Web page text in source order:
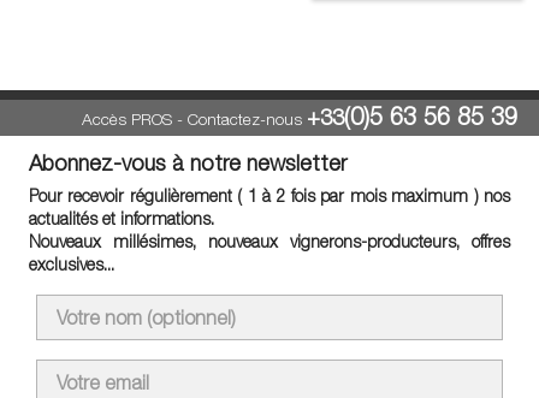
Accès PROS- Contactez-nous +33(0)5 63 56 85 39
Abonnez-vous à notre newsletter
Pour recevoir régulièrement ( 1 à 2 fois par mois maximum ) nos
actualités et informations.
Nouveaux millésimes, nouveaux vignerons-producteurs, offres
exclusives...